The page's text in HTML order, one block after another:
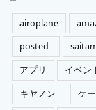
ー
airoplane
posted
アプリ
イベン
キヤノン
ケ